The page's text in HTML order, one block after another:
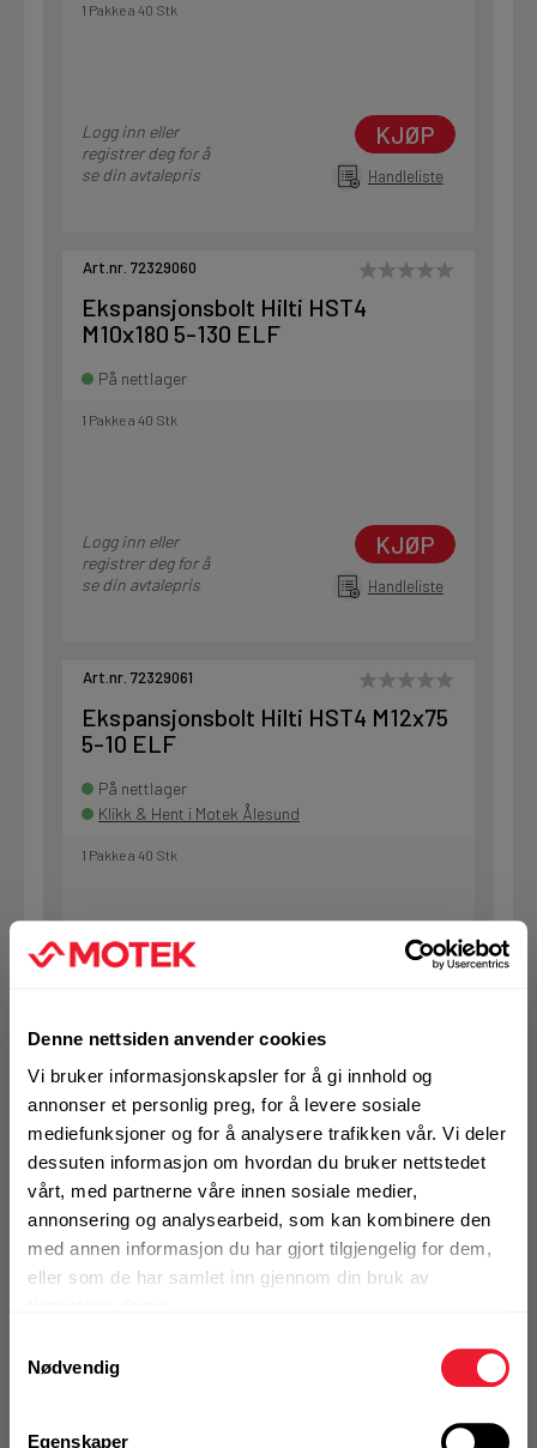
Denne nettsiden anvender cookies
Vi bruker informasjonskapsler for å gi innhold og
annonser et personlig preg, for å levere sosiale
mediefunksjoner og for å analysere trafikken vår. Vi deler
dessuten informasjon om hvordan du bruker nettstedet
vårt, med partnerne våre innen sosiale medier,
annonsering og analysearbeid, som kan kombinere den
med annen informasjon du har gjort tilgjengelig for dem,
eller som de har samlet inn gjennom din bruk av
Nødvendig
Egenskaper
1 Pakke a 40 Stk
Logg inn eller
registrer deg for å
se din avtalepris
KJØP
Handleliste
Art.nr. 72329060
Ekspansjonsbolt Hilti HST4
M10x180 5-130 ELF
På nettlager
1 Pakke a 40 Stk
Logg inn eller
registrer deg for å
se din avtalepris
KJØP
Handleliste
Art.nr. 72329061
Ekspansjonsbolt Hilti HST4 M12x75
5-10 ELF
På nettlager
Klikk & Hent i Motek Ålesund
1 Pakke a 40 Stk
Art.nr. 72329062
Ekspansjonsbolt Hilti HST4 M12x85
5-20 ELF
På nettlager
Handleliste